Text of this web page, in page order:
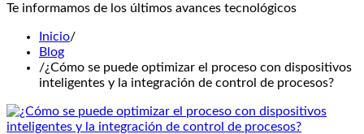
Te informamos de los últimos avances tecnológicos
Inicio/
Blog
/¿Cómo se puede optimizar el proceso con dispositivos
inteligentes y la integración de control de procesos?